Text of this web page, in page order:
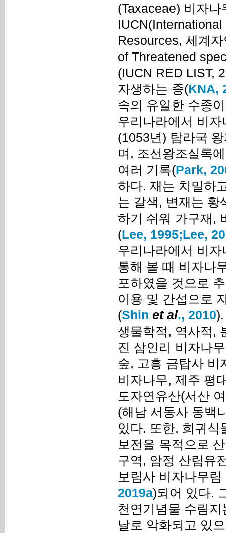
(Taxaceae) 비자나
Resources, 세계
of Threatened
(IUCN RED LIST,
자생하는 종(KNA,
속의 유일한 수종
우리나라에서 비
(1053년) 탐라국
며, 조선왕조실록
여러 기록(Park,
하다. 재는 치밀하
는 갈색, 변재는 황
하기 쉬워 가구재,
(Lee, 1995;Lee,
우리나라에서 비
통해 볼 때 비자나
포하였을 것으로
이용 및 간섭으로
(Shin et al., 2010
생물학적, 역사적,
진 삼인리 비자나
숲, 고흥 금탑사 비
비자나무, 제주 평
도자연유산(서산
(해남 서동사 동백
있다. 또한, 희귀식
보전을 목적으로
구역, 암정 산림유
보림사 비자나무
2019a)되어 있다.
천연기념물 수림
날로 악화되고 있